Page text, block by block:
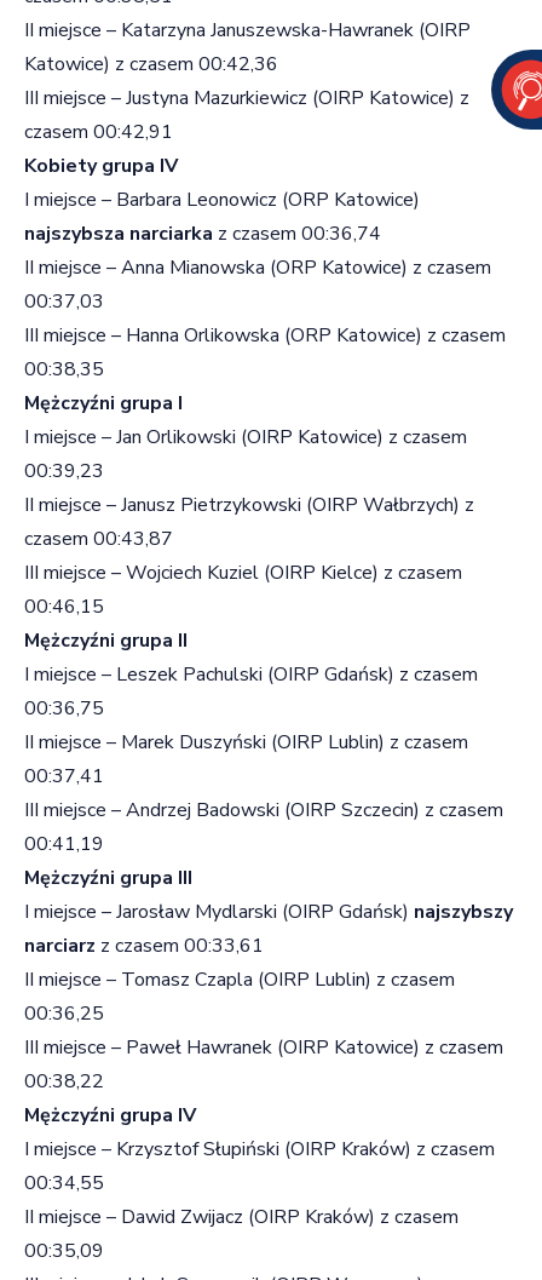
II miejsce – Katarzyna Januszewska-Hawranek (OIRP
Katowice) z czasem 00:42,36
III miejsce – Justyna Mazurkiewicz (OIRP Katowice) z
czasem 00:42,91
Kobiety grupa IV
I miejsce – Barbara Leonowicz (ORP Katowice)
najszybsza narciarka z czasem 00:36,74
II miejsce – Anna Mianowska (ORP Katowice) z czasem
00:37,03
III miejsce – Hanna Orlikowska (ORP Katowice) z czasem
00:38,35
Mężczyźni grupa I
I miejsce – Jan Orlikowski (OIRP Katowice) z czasem
00:39,23
II miejsce – Janusz Pietrzykowski (OIRP Wałbrzych) z
czasem 00:43,87
III miejsce – Wojciech Kuziel (OIRP Kielce) z czasem
00:46,15
Mężczyźni grupa II
I miejsce – Leszek Pachulski (OIRP Gdańsk) z czasem
00:36,75
II miejsce – Marek Duszyński (OIRP Lublin) z czasem
00:37,41
III miejsce – Andrzej Badowski (OIRP Szczecin) z czasem
00:41,19
Mężczyźni grupa III
I miejsce – Jarosław Mydlarski (OIRP Gdańsk) najszybszy
narciarz z czasem 00:33,61
II miejsce – Tomasz Czapla (OIRP Lublin) z czasem
00:36,25
III miejsce – Paweł Hawranek (OIRP Katowice) z czasem
00:38,22
Mężczyźni grupa IV
I miejsce – Krzysztof Słupiński (OIRP Kraków) z czasem
00:34,55
II miejsce – Dawid Zwijacz (OIRP Kraków) z czasem
00:35,09